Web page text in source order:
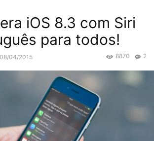
iOS 8.3 com Siri
para todos!
08/04/2015 2
8870